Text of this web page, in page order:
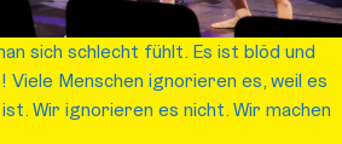
sich schlecht fühlt. Es ist blöd und
Viele Menschen ignorieren es, weil es
Wir ignorieren es nicht. Wir machen